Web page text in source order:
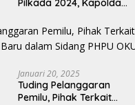
Pilkada 2024, Kapolda
Kinerja Bawaslu Jajaran
Januari 20, 2025
Tuding Pelanggaran
Pemilu, Pihak Terkait